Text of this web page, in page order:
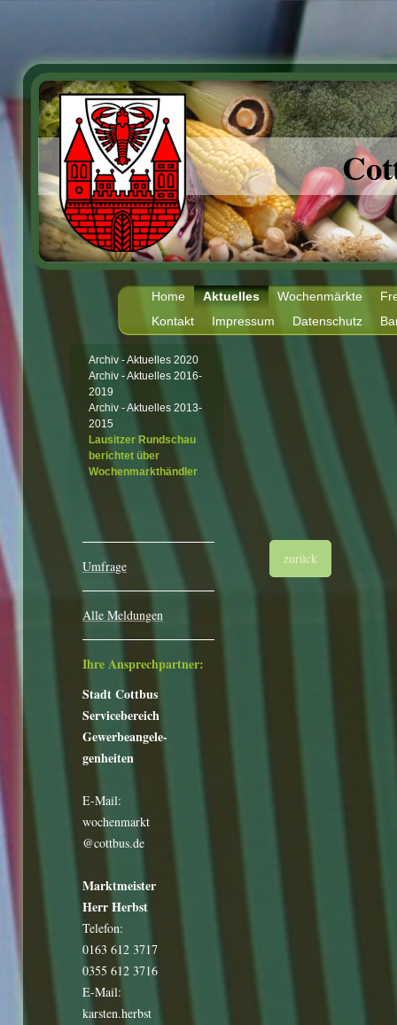
Home Aktuelles Wochenmärkte
Kontakt
Impressum Datenschutz
zurück
Archiv - Aktuelles 2020
Archiv - Aktuelles 2016-
2019
Archiv - Aktuelles 2013-
2015
Lausitzer Rundschau
berichtet über
Wochenmarkthändler
Umfrage
Alle Meldungen
Ihre Ansprechpartner:
Stadt Cottbus
Servicebereich
Gewerbeangele-
genheiten
E-Mail:
wochenmarkt
@cottbus.de
Marktmeister
Herr Herbst
Telefon:
0163 612 3717
0355 612 3716
E-Mail:
karsten.herbst